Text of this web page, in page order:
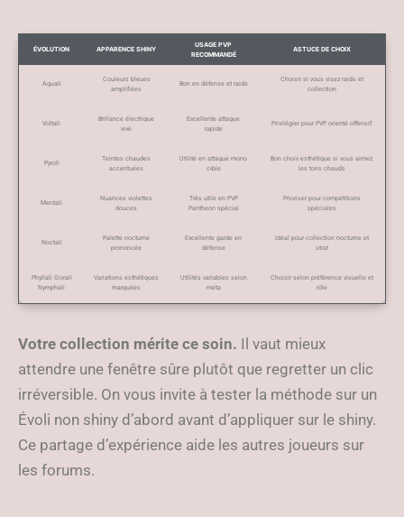
ÉVOLUTION APPARENCE SHINY
USAGE PVP
RECOMMANDÉ
ASTUCE DE CHOIX
Aquali
Couleurs bleues
amplifiées
Bon en défense et raids
Choisir si vous visez raids et
collection
Voltali
Brillance électrique
vive
Excellente attaque
rapide
Privilégier pour PVP orienté offensif
Pyroli
Teintes chaudes
accentuées
Utilité en attaque mono
cible
Bon choix esthétique si vous aimez
les tons chauds
Mentali
Nuances violettes
douces
Très utile en PVP
Pantheon spécial
Prioriser pour compétitions
spéciales
Noctali
Palette nocturne
prononcée
Excellente garde en
défense
Idéal pour collection nocturne et
strat
Phyllali Givrali
Nymphali
Variations esthétiques
marquées
Utilités variables selon
méta
Choisir selon préférence visuelle et
rôle
Votre collection mérite ce soin. Il vaut mieux
attendre une fenêtre sûre plutôt que regretter un clic
irréversible. On vous invite à tester la méthode sur un
Évoli non shiny d’abord avant d’appliquer sur le shiny.
Ce partage d’expérience aide les autres joueurs sur
les forums.